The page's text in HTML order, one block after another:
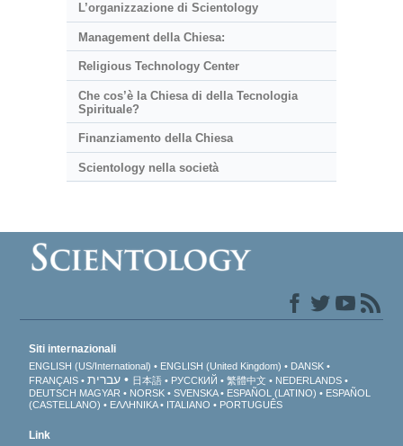
L’organizzazione di Scientology
Management della Chiesa:
Religious Technology Center
Che cos’è la Chiesa di della Tecnologia
Spirituale?
Finanziamento della Chiesa
Scientology nella società
Siti internazionali
ENGLISH (US/International) ENGLISH (United Kingdom)
DANSK
FRANÇAIS
עברית 日本語 РУССКИЙ 繁體中文
NEDERLANDS
DEUTSCH MAGYAR NORSK SVENSKA ESPAÑOL (LATINO)
ESPAÑOL
(CASTELLANO)
ΕΛΛΗΝΙΚA ITALIANO PORTUGUÊS
Link